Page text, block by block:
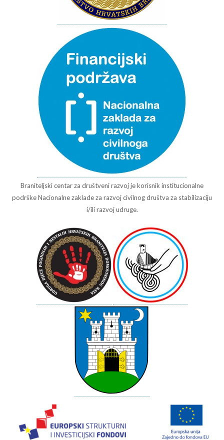
Braniteljski centar za društveni razvoj je korisnik institucionalne
podrške Nacionalne zaklade za razvoj civilnog društva za stabilizaciju
i/ili razvoj udruge.